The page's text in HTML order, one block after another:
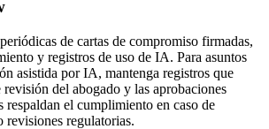
de cartas de compromiso firmadas,
y registros de uso de IA. Para asuntos
asistida por IA, mantenga registros que
revisión del abogado y las aprobaciones
respaldan el cumplimiento en caso de
revisiones regulatorias.